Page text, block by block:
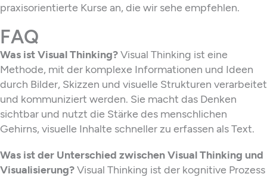
praxisorientierte Kurse an, die wir sehe empfehlen.
FAQ
Was ist Visual Thinking?Visual Thinking ist eine
Methode, mit der komplexe Informationen und Ideen
durch Bilder, Skizzen und visuelle Strukturen verarbeitet
und kommuniziert werden. Sie macht das Denken
sichtbar und nutzt die Stärke des menschlichen
Gehirns, visuelle Inhalte schneller zu erfassen als Text.
Was ist der Unterschied zwischen Visual Thinking und
Visualisierung?Visual Thinking ist der kognitive Prozess